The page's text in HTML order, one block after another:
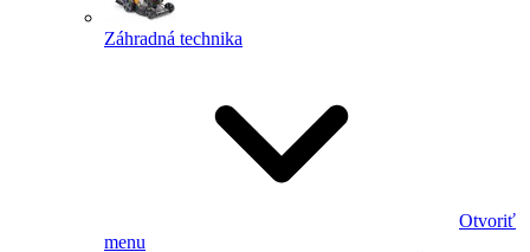
Záhradná technika
Otvoriť
menu